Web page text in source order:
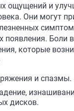
ощущений и
Они могут
появления. Боли
которые
и спазмы.
дисков.